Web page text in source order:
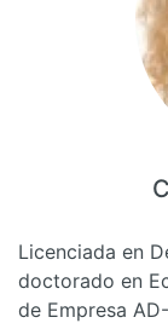
Licenciada en
doctorado en
de Empresa